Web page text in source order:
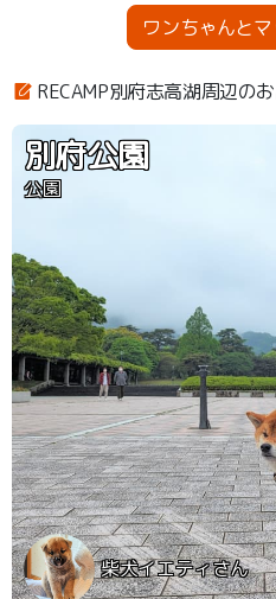
ワンちゃんと
RECAMP別府志高湖周辺の
別府公園
公園
柴犬イエティさん